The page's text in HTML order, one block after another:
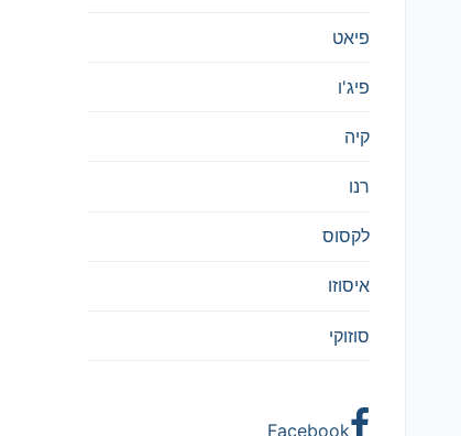
פיאט
פיג'ו
קיה
רנו
לקסוס
איסוזו
סוזוקי
Facebook